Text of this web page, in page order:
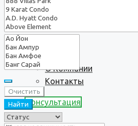
О нас
О Компании
Контакты
Консультация
Очистить
Найти